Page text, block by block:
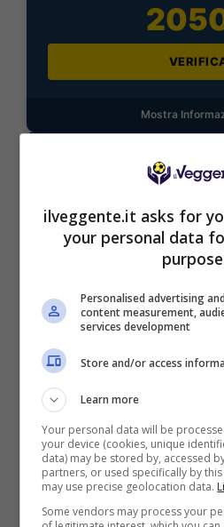
Mostra
BONUS BENVENUTO
Fino a 2050€ bonus
Per i nuovi utenti della
Sport
Mostra
SNAI
ilveggente.it asks for
your personal data
Personalised advertising
content measurement,
services development
Store and/or access
Learn more
Your personal data will be
your device (cookies, unique
data) may be stored by, accessed
partners, or used specifically by
may use precise geolocation data.
Some vendors may process your